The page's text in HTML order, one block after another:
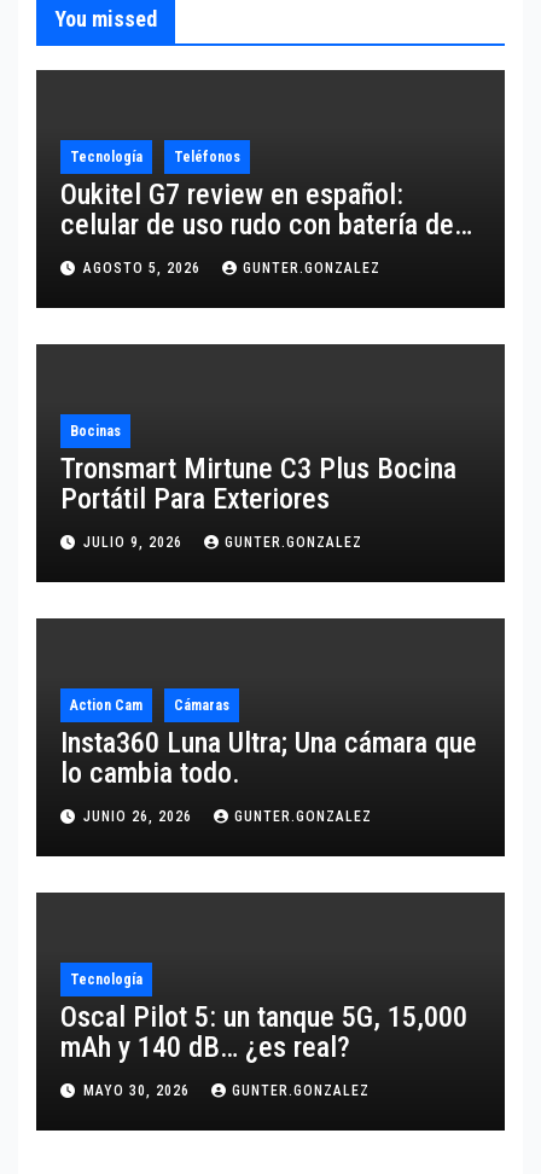
You missed
Tecnología Teléfonos
Oukitel G7 review en español:
celular de uso rudo con batería de
10,600 mAh
AGOSTO 5, 2026 GUNTER.GONZALEZ
Bocinas
Tronsmart Mirtune C3 Plus Bocina
Portátil Para Exteriores
JULIO 9, 2026 GUNTER.GONZALEZ
Action Cam Cámaras
Insta360 Luna Ultra; Una cámara que
lo cambia todo.
JUNIO 26, 2026 GUNTER.GONZALEZ
Tecnología
Oscal Pilot 5: un tanque 5G, 15,000
mAh y 140 dB… ¿es real?
MAYO 30, 2026 GUNTER.GONZALEZ